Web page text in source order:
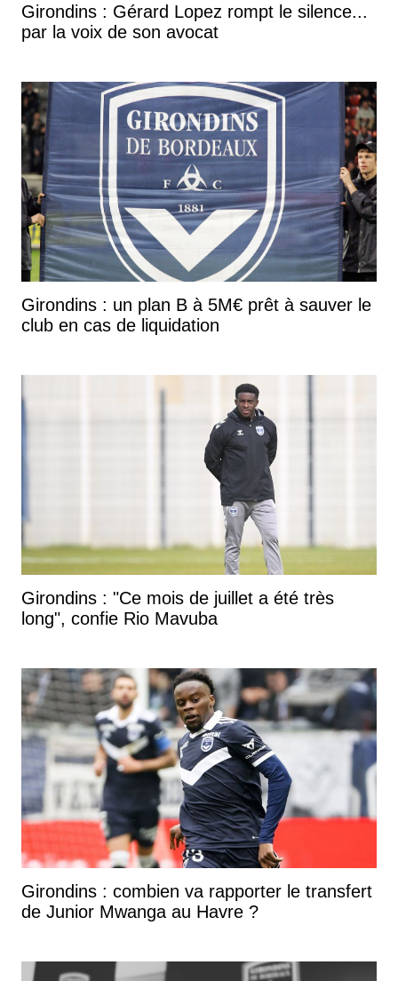
Girondins : Gérard Lopez rompt le silence...
par la voix de son avocat
Girondins : un plan B à 5M€ prêt à sauver le
club en cas de liquidation
Girondins : "Ce mois de juillet a été très
long", confie Rio Mavuba
Girondins : combien va rapporter le transfert
de Junior Mwanga au Havre ?